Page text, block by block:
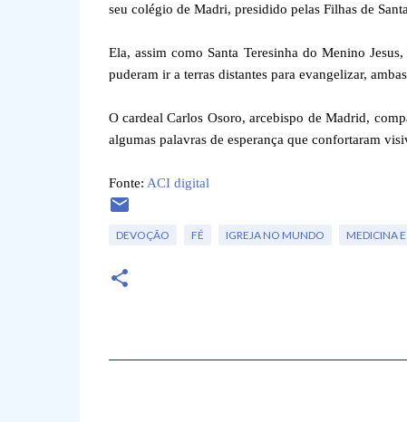
seu colégio de Madri, presidido pelas Filhas de
Ela, assim como Santa Teresinha do Menino
puderam ir a terras distantes para evangelizar,
O cardeal Carlos Osoro, arcebispo de Madrid,
algumas palavras de esperança que confortaram
Fonte: ACI digital
DEVOÇÃO FÉ IGREJA NO MUNDO MEDICINA